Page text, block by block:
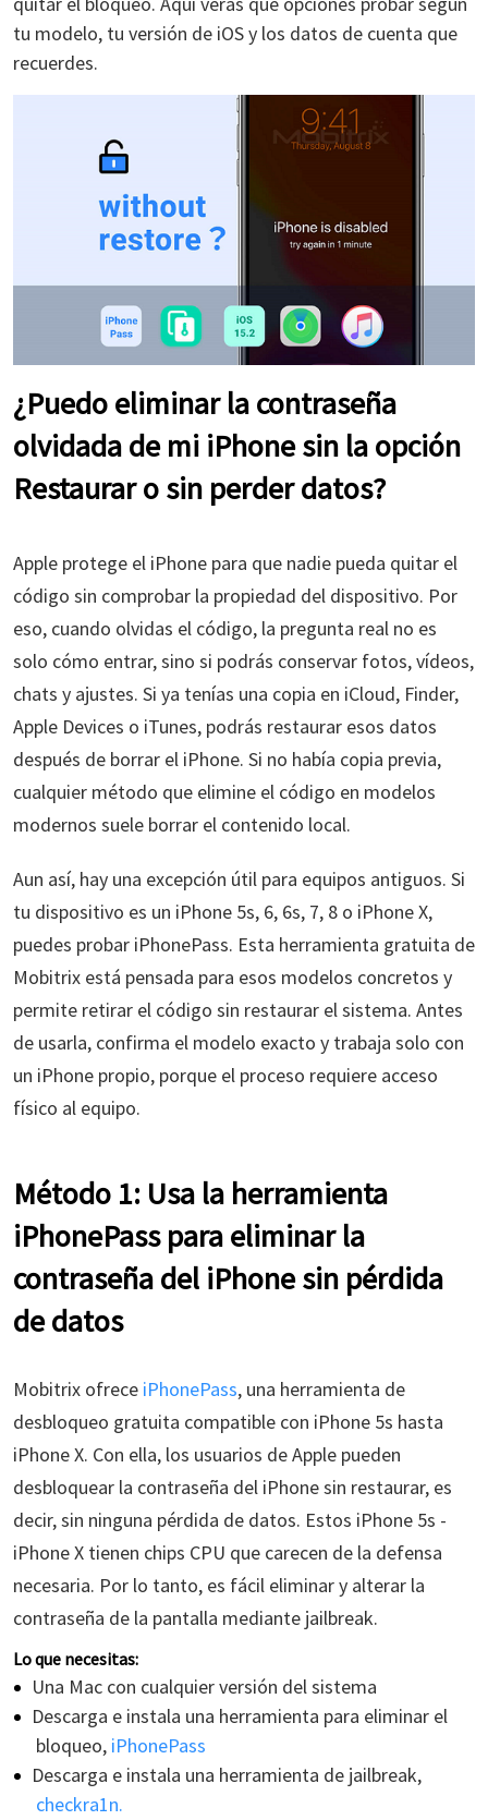
tu modelo, tu versión de iOS y los datos de cuenta que
recuerdes.
¿Puedo eliminar la contraseña
olvidada de mi iPhone sin la opción
Restaurar o sin perder datos?
Apple protege el iPhone para que nadie pueda quitar el
código sin comprobar la propiedad del dispositivo. Por
eso, cuando olvidas el código, la pregunta real no es
solo cómo entrar, sino si podrás conservar fotos, vídeos,
chats y ajustes. Si ya tenías una copia en iCloud, Finder,
Apple Devices o iTunes, podrás restaurar esos datos
después de borrar el iPhone. Si no había copia previa,
cualquier método que elimine el código en modelos
modernos suele borrar el contenido local.
Aun así, hay una excepción útil para equipos antiguos. Si
tu dispositivo es un iPhone 5s, 6, 6s, 7, 8 o iPhone X,
puedes probar iPhonePass. Esta herramienta gratuita de
Mobitrix está pensada para esos modelos concretos y
permite retirar el código sin restaurar el sistema. Antes
de usarla, confirma el modelo exacto y trabaja solo con
un iPhone propio, porque el proceso requiere acceso
físico al equipo.
Método 1: Usa la herramienta
iPhonePass para eliminar la
contraseña del iPhone sin pérdida
de datos
Mobitrix ofrece iPhonePass, una herramienta de
desbloqueo gratuita compatible con iPhone 5s hasta
iPhone X. Con ella, los usuarios de Apple pueden
desbloquear la contraseña del iPhone sin restaurar, es
decir, sin ninguna pérdida de datos. Estos iPhone 5s -
iPhone X tienen chips CPU que carecen de la defensa
necesaria. Por lo tanto, es fácil eliminar y alterar la
contraseña de la pantalla mediante jailbreak.
Lo que necesitas:
Una Mac con cualquier versión del sistema
Descarga e instala una herramienta para eliminar el
bloqueo, iPhonePass
Descarga e instala una herramienta de jailbreak,
checkra1n.